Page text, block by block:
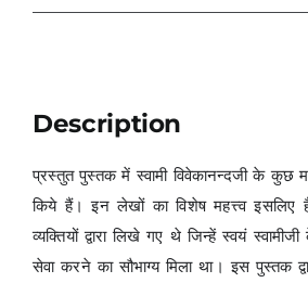
Description
प्रस्तुत पुस्तक में स्वामी विवेकानन्दजी के कुछ
किये हैं। इन लेखों का विशेष महत्त्व इसलिए
व्यक्तियों द्वारा लिखे गए थे जिन्हें स्वयं
सेवा करने का सौभाग्य मिला था। इस पुस्तक